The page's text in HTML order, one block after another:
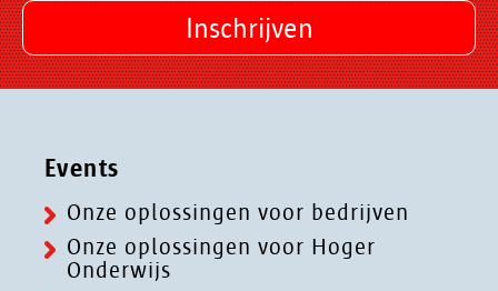
Events
Onze oplossingen voor bedrijven
Onze oplossingen voor Hoger
Onderwijs